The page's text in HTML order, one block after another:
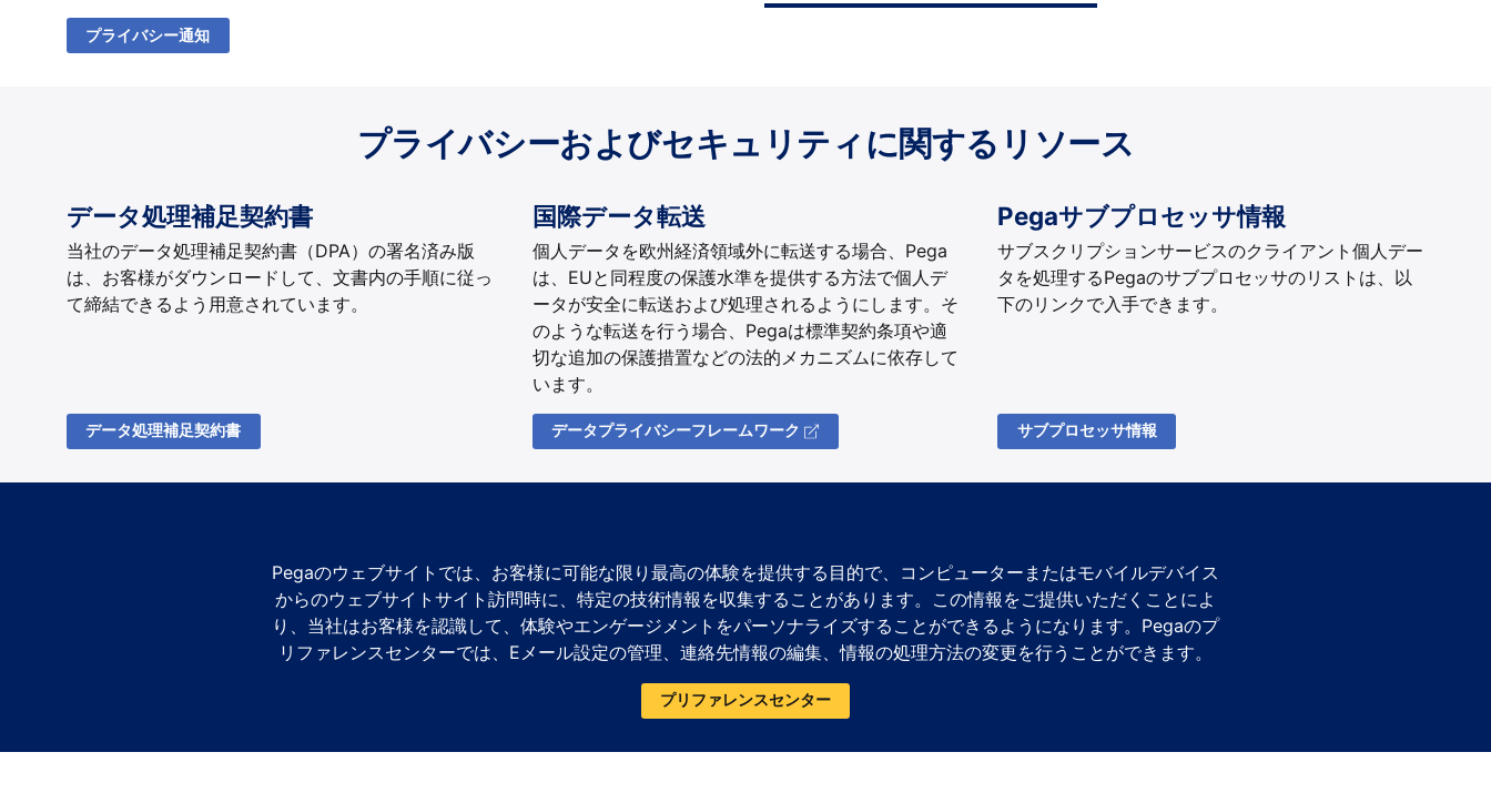
プライバシー通知
プライバシーおよびセキュリティに関するリソース
データ処理補足契約書
当社のデータ処理補足契約書（DPA）の署名済み版
は、お客様がダウンロードして、文書内の手順に従っ
て締結できるよう用意されています。
データ処理補足契約書
国際データ転送
個人データを欧州経済領域外に転送する場合、Pega
は、EUと同程度の保護水準を提供する方法で個人デ
ータが安全に転送および処理されるようにします。そ
のような転送を行う場合、Pegaは標準契約条項や適
切な追加の保護措置などの法的メカニズムに依存して
います。
データプライバシーフレームワーク
Pegaサブプロセッサ情報
サブスクリプションサービスのクライアント個人デー
タを処理するPegaのサブプロセッサのリストは、以
下のリンクで入手できます。
サブプロセッサ情報
Pegaのウェブサイトでは、お客様に可能な限り最高の体験を提供する目的で、コンピューターまたはモバイルデバイス
からのウェブサイトサイト訪問時に、特定の技術情報を収集することがあります。この情報をご提供いただくことによ
り、当社はお客様を認識して、体験やエンゲージメントをパーソナライズすることができるようになります。Pegaのプ
リファレンスセンターでは、Eメール設定の管理、連絡先情報の編集、情報の処理方法の変更を行うことができます。
プリファレンスセンター